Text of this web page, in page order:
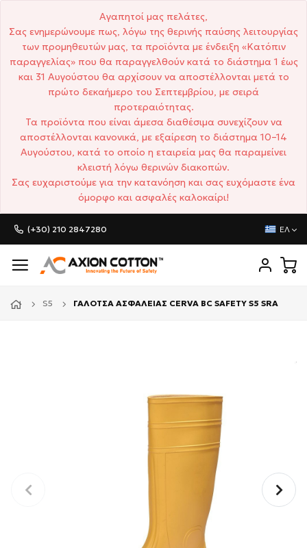
Αγαπητοί μας πελάτες,
Σας ενημερώνουμε πως, λόγω της θερινής παύσης λειτουργίας
των προμηθευτών μας, τα προϊόντα με ένδειξη «Κατόπιν
παραγγελίας» που θα παραγγελθούν κατά το διάστημα 1 έως
και 31 Αυγούστου θα αρχίσουν να αποστέλλονται μετά το
πρώτο δεκαήμερο του Σεπτεμβρίου, με σειρά
προτεραιότητας.
Τα προϊόντα που είναι άμεσα διαθέσιμα συνεχίζουν να
αποστέλλονται κανονικά, με εξαίρεση το διάστημα 10–14
Αυγούστου, κατά το οποίο η εταιρεία μας θα παραμείνει
κλειστή λόγω θερινών διακοπών.
Σας ευχαριστούμε για την κατανόηση και σας ευχόμαστε ένα
όμορφο και ασφαλές καλοκαίρι!
(+30) 210 2847280 ΕΛ
S5 ΓΑΛΟΤΣΑ ΑΣΦΑΛΕΙΑΣ CERVA BC SAFETY S5 SRA